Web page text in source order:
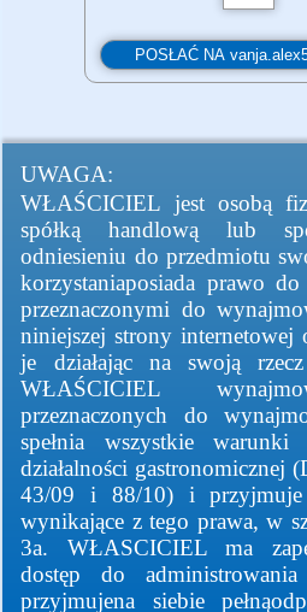
UWAGA:
WŁAŚCICIEL jest osobą
spółką handlową lub
odniesieniu do przedmiotu
korzystaniaposiada prawo
przeznaczonymi do
niniejszej strony internetowej
je działając na swoją
WŁAŚCICIEL
przeznaczonych do
spełnia wszystkie
działalności gastronomicznej
43/09 i 88/10) i przyjmuje
wynikające z tego prawa, w
3a. WŁASCICIEL ma
dostęp do
przyjmujena siebie